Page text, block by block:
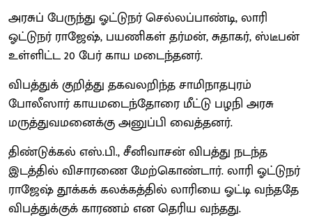
அரசுப் பேருந்து ஓட்டுநர் செல்லப்பாண்டி, லாரி
ஓட்டுநர் ராஜேஷ், பயணிகள் தர்மன், சுதாகர், ஸ்டீபன்
உள்ளிட்ட 20 பேர் காய மடைந்தனர்.
விபத்துக் குறித்து தகவலறிந்த சாமிநாதபுரம்
போலீஸார் காயமடைந்தோரை மீட்டு பழநி அரசு
மருத்துவமனைக்கு அனுப்பி வைத்தனர்.
திண்டுக்கல் எஸ்.பி., சீனிவாசன் விபத்து நடந்த
இடத்தில் விசாரணை மேற்கொண்டார். லாரி ஓட்டுநர்
ராஜேஷ் தூக்கக் கலக்கத்தில் லாரியை ஓட்டி வந்ததே
விபத்துக்குக் காரணம் என தெரிய வந்தது.